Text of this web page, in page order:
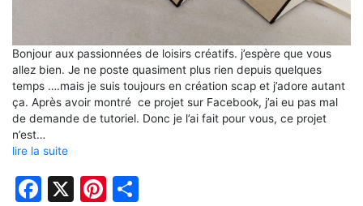
Bonjour aux passionnées de loisirs créatifs. j’espère que vous
allez bien. Je ne poste quasiment plus rien depuis quelques
temps ….mais je suis toujours en création scap et j’adore autant
ça. Après avoir montré ce projet sur Facebook, j’ai eu pas mal
de demande de tutoriel. Donc je l’ai fait pour vous, ce projet
n’est…
lire la suite
Facebook
X Pinterest